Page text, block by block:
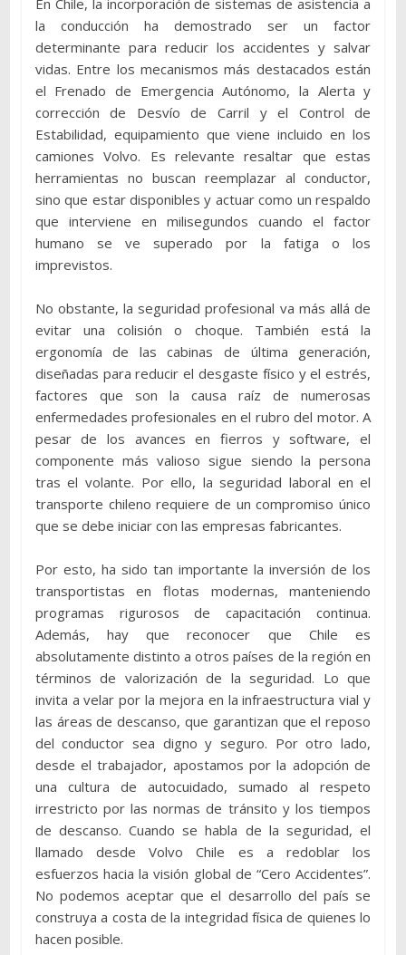
la conducción ha demostrado ser un factor
determinante para reducir los accidentes y salvar
vidas. Entre los mecanismos más destacados están
el Frenado de Emergencia Autónomo, la Alerta y
corrección de Desvío de Carril y el Control de
Estabilidad, equipamiento que viene incluido en los
camiones Volvo. Es relevante resaltar que estas
herramientas no buscan reemplazar al conductor,
sino que estar disponibles y actuar como un respaldo
que interviene en milisegundos cuando el factor
humano se ve superado por la fatiga o los
imprevistos.
No obstante, la seguridad profesional va más allá de
evitar una colisión o choque. También está la
ergonomía de las cabinas de última generación,
diseñadas para reducir el desgaste físico y el estrés,
factores que son la causa raíz de numerosas
enfermedades profesionales en el rubro del motor. A
pesar de los avances en fierros y software, el
componente más valioso sigue siendo la persona
tras el volante. Por ello, la seguridad laboral en el
transporte chileno requiere de un compromiso único
que se debe iniciar con las empresas fabricantes.
Por esto, ha sido tan importante la inversión de los
transportistas en flotas modernas, manteniendo
programas rigurosos de capacitación continua.
Además, hay que reconocer que Chile es
absolutamente distinto a otros países de la región en
términos de valorización de la seguridad. Lo que
invita a velar por la mejora en la infraestructura vial y
las áreas de descanso, que garantizan que el reposo
del conductor sea digno y seguro. Por otro lado,
desde el trabajador, apostamos por la adopción de
una cultura de autocuidado, sumado al respeto
irrestricto por las normas de tránsito y los tiempos
de descanso. Cuando se habla de la seguridad, el
llamado desde Volvo Chile es a redoblar los
esfuerzos hacia la visión global de “Cero Accidentes”.
No podemos aceptar que el desarrollo del país se
construya a costa de la integridad física de quienes lo
hacen posible.